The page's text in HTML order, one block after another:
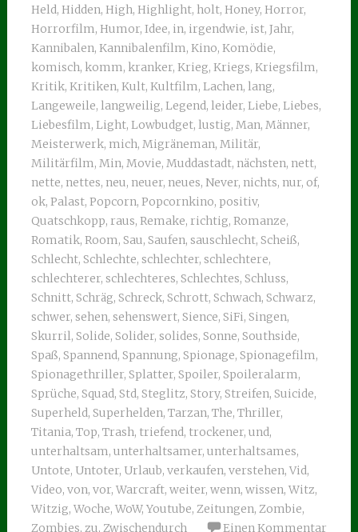
Held, Hidden, High, Highlight, holt, Honey, Horror,
Horrorfilm, Humor, Idee, in, irgendwie, ist, Jahr,
Kannibalen, Kannibalenfilm, Kino, Komödie,
komisch, komm, kranker, Krieg, Kriegs, Kriegsfilm,
Kritik, Kritiken, Kult, Kultfilm, Lachen, lang,
Langeweile, langweilig, Legend, leider, Liebe, Liebes,
Liebesfilm, Light, Lowbudget, lustig, Man, Männer,
Meisterwerk, mich, Migräneman, Militär,
Militärfilm, Min, Movie, Muddastadt, nächsten, nett,
nette, nettes, neu, neuer, neues, Never, nichts, nur, of,
ok, Palast, Popcorn, Popcornkino, positiv,
Quatschkopp, raus, Remake, richtig, Romanze,
Romatik, Room, Sau, Saufen, sauschlecht, Scheiß,
Schlecht, Schlechte, schlechter, schlechtere,
schlechterer, schlechteres, Schlechtes, Schluss,
Schnitt, Schräg, Schreck, Schrott, Schwach, Schwarz,
schwer, sehen, sehenswert, Sience, SiFi, Singen,
Skurril, Solide, Solider, solides, Sonne, Southside,
Spaß, Spannend, Spannung, Spionage, Spionagefilm,
Spionagethriller, Splatter, Spoiler, Spoileralarm,
Sprüche, Squad, Std, Steglitz, Story, Streifen, Suicide,
Superheld, Superhelden, Tarzan, The, Thriller,
Titania, Top, Trash, triefend, trockener, und,
unterhaltsam, unterhaltsamer, unterhaltsames,
Untote, Untoter, Urlaub, verkaufen, verstehen, Vid,
Video, von, vor, Warcraft, weiter, wenn, wissen, Witz,
Witzig, Woche, WoW, Youtube, Zeitungen, Zombie,
Zombies, zu, Zwischendurch Einen Kommentar